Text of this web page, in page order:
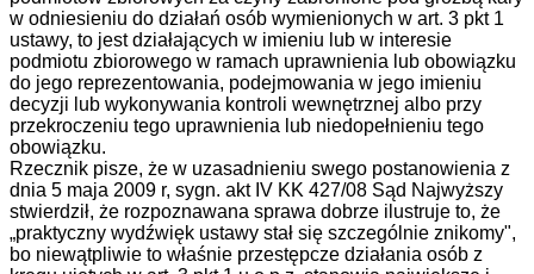
w odniesieniu do działań osób wymienionych w art. 3 pkt 1
ustawy, to jest działających w imieniu lub w interesie
podmiotu zbiorowego w ramach uprawnienia lub obowiązku
do jego reprezentowania, podejmowania w jego imieniu
decyzji lub wykonywania kontroli wewnętrznej albo przy
przekroczeniu tego uprawnienia lub niedopełnieniu tego
obowiązku.
Rzecznik pisze, że w uzasadnieniu swego postanowienia z
dnia 5 maja 2009 r, sygn. akt IV KK 427/08 Sąd Najwyższy
stwierdził, że rozpoznawana sprawa dobrze ilustruje to, że
„praktyczny wydźwięk ustawy stał się szczególnie znikomy",
bo niewątpliwie to właśnie przestępcze działania osób z